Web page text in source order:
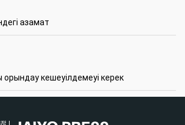
азамат
кешеуілдемеуі керек